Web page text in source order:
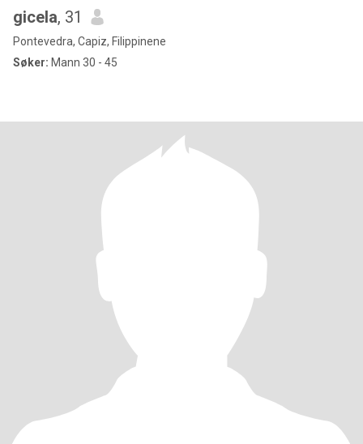
gicela, 31
Pontevedra, Capiz, Filippinene
Søker: Mann 30 - 45